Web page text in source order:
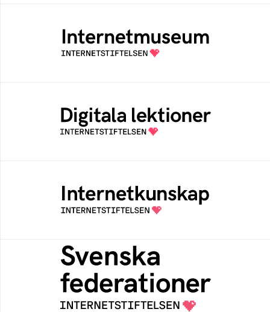
Ett digitalt museum som byggts, och kureras
av Internetstiftelsen
Öppen digital lärresurs med färdiga lektioner
för alla stadier i grundskolan
Samlad kunskap som hjälper dig att bli en
säker och medveten internetanvändare
Svenska federationer
Grunden för medlemskap i en sektors- eller
kontextspecifik federation